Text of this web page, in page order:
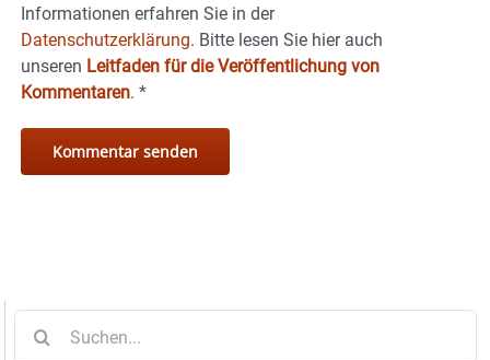
Informationen erfahren Sie in der
Datenschutzerklärung. Bitte lesen Sie hier auch
unseren Leitfaden für die Veröffentlichung von
Kommentaren. *
nach: